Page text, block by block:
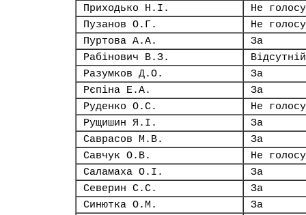
Приходько Н.І.
Не
Пузанов О.Г.
Не
Пуртова А.А.
За
Рабінович В.З.
Відсутній
Разумков Д.О.
За
Рєпіна Е.А.
За
Руденко О.С.
Не
Рущишин Я.І.
За
Саврасов М.В.
За
Савчук О.В.
Не
Саламаха О.І.
За
Северин С.С.
За
Синютка О.М.
За